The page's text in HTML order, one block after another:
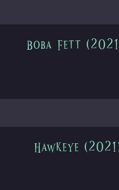
Boba Fett
Hawkeye